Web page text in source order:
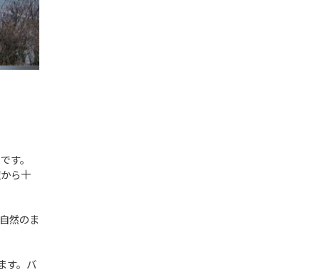
す。
ら十
然のま
す。バ